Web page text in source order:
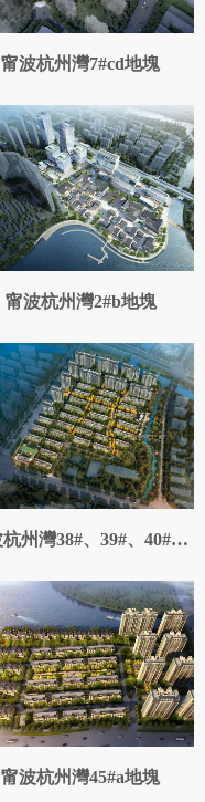
甯波杭州灣7#cd地塊
甯波杭州灣2#b地塊
甯波杭州灣38#、39#、40#地塊
甯波杭州灣45#a地塊